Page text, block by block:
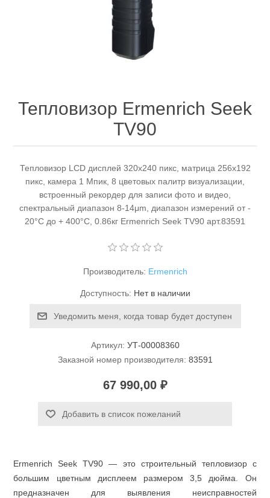
Садовая и силовая техника
Станки и оснастка
Ремонт инструмента марки Elitech
Тепловизор Ermenrich Seek
TV90
Тепловизор LCD дисплей 320x240 пикс, матрица 256x192
пикс, камера 1 Мпик, 8 цветовых палитр визуализации,
встроенный рекордер для записи фото и видео,
спектральный диапазон 8-14μm, диапазон измерений от -
20°C до + 400°C, 0.86кг Ermenrich Seek TV90 арт.83591
Производитель: Ermenrich
Доступность: Нет в наличии
Уведомить меня, когда товар будет доступен
Артикул: УТ-00008360
Заказной номер производителя: 83591
67 990,00 ₽
Добавить в список пожеланий
Ermenrich Seek TV90 — это строительный тепловизор с
большим цветным дисплеем размером 3,5 дюйма. Он
предназначен для выявления неисправностей